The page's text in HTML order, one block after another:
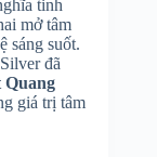
tinh
mở tâm
sáng suốt.
đã
Quang
giá trị tâm